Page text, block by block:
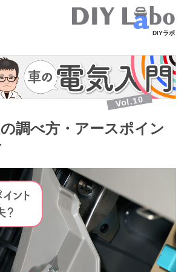
DIYラボ
Vol.10
調べ方・アースポイン